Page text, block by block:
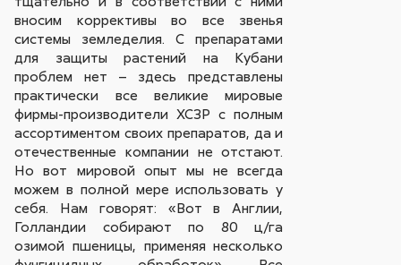
вносим коррективы во все звенья
системы земледелия. С препаратами
для защиты растений на Кубани
проблем нет – здесь представлены
практически все великие мировые
фирмы-производители ХСЗР с полным
ассортиментом своих препаратов, да и
отечественные компании не отстают.
Но вот мировой опыт мы не всегда
можем в полной мере использовать у
себя. Нам говорят: «Вот в Англии,
Голландии собирают по 80 ц/га
озимой пшеницы, применяя несколько